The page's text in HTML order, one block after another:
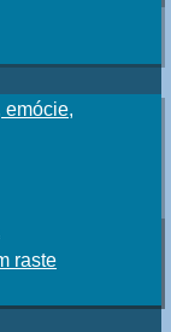
emócie,
raste